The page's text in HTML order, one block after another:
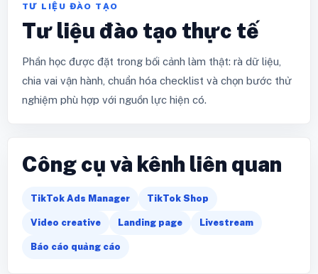
TƯ LIỆU ĐÀO TẠO
Tư liệu đào tạo thực tế
Phần học được đặt trong bối cảnh làm thật: rà dữ liệu,
chia vai vận hành, chuẩn hóa checklist và chọn bước thử
nghiệm phù hợp với nguồn lực hiện có.
Công cụ và kênh liên quan
TikTok Ads Manager TikTok Shop
Video creative Landing page Livestream
Báo cáo quảng cáo